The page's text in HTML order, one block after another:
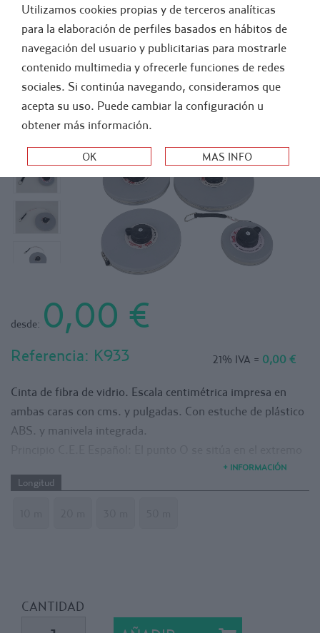
- FUTBOL > INSTALACIONES DE CAMPO > MARCAJE DE CAMPOS
CINTA METRICA FIBRA DE VIDRIO ESTUCHE
DE PLÁSTICO ABS
desde: 0,00 €
Referencia: K933 21% IVA = 0,00 €
Cinta de fibra de vidrio. Escala centimétrica impresa en
ambas caras con cms. y pulgadas. Con estuche de plástico
ABS. y manivela integrada.
Longitud: 10. 20, 30 y 50 metros.
+ INFORMACIÓN
Longitud
CANTIDAD
Utilizamos cookies propias y de terceros analíticas
para la elaboración de perfiles basados en hábitos de
navegación del usuario y publicitarias para mostrarle
contenido multimedia y ofrecerle funciones de redes
sociales. Si continúa navegando, consideramos que
acepta su uso. Puede cambiar la configuración u
obtener más información.